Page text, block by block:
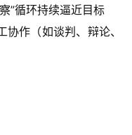
”循环持续逼近目标
作（如谈判、辩论、